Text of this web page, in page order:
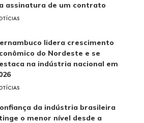
assinatura de um contrato
lidera crescimento
do Nordeste e se
na indústria nacional em
da indústria brasileira
o menor nível desde a